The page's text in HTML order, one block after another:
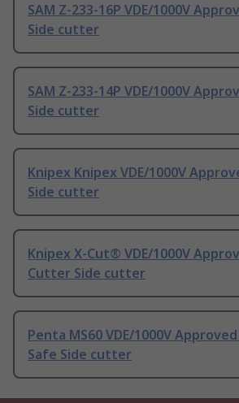
SAM Z-233-16P VDE/1000V
Side cutter
SAM Z-233-14P VDE/1000V
Side cutter
Knipex Knipex VDE/1000V
Side cutter
Knipex X-Cut® VDE/1000V
Cutter Side cutter
Penta MS60 VDE/1000V Approved
Safe Side cutter